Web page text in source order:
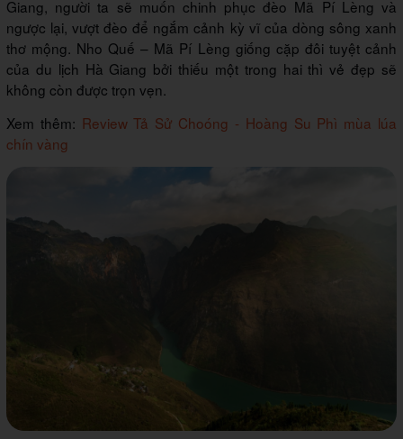
Giang, người ta sẽ muốn chinh phục đèo Mã Pí Lèng và
ngược lại, vượt đèo để ngắm cảnh kỳ vĩ của dòng sông xanh
thơ mộng. Nho Quế – Mã Pí Lèng giống cặp đôi tuyệt cảnh
của du lịch Hà Giang bởi thiếu một trong hai thì vẻ đẹp sẽ
không còn được trọn vẹn.
Xem thêm: Review Tả Sử Choóng - Hoàng Su Phì mùa lúa
chín vàng